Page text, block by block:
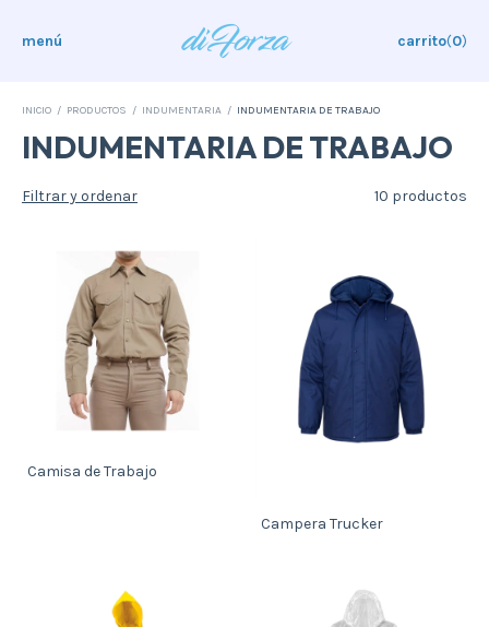
menú carrito(0)
INICIO / PRODUCTOS / INDUMENTARIA / INDUMENTARIA DE TRABAJO
INDUMENTARIA DE TRABAJO
Filtrar y ordenar 10 productos
Camisa de Trabajo
Campera Trucker